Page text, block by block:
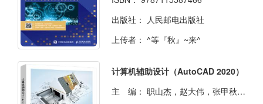
出版社：
人民邮电出版社
上传者： ^等『秋』~来^
计算机辅助设计（AutoCAD 2020）
主 编： 职山杰，赵大伟，张甲秋主编